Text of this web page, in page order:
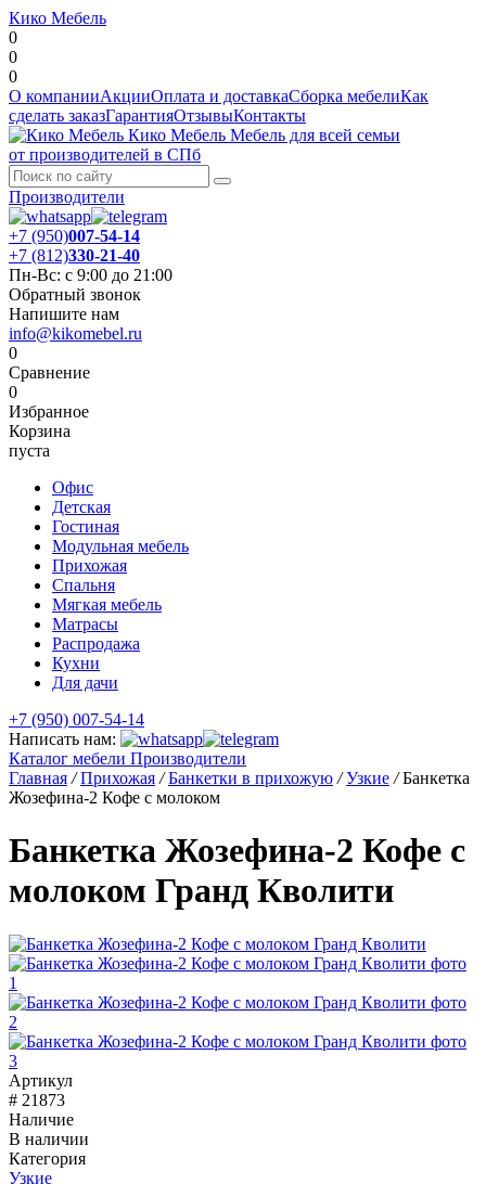
Кико Мебель
0
0
0
О компанииАкцииОплата и доставкаСборка мебелиКак
сделать заказГарантияОтзывыКонтакты
Кико Мебель Мебель для всей семьи
от производителей в СПб
Производители
+7 (950)007-54-14
+7 (812)330-21-40
Пн-Вс: с 9:00 до 21:00
Обратный звонок
Напишите нам
info@kikomebel.ru
0
Сравнение
0
Избранное
Корзина
пуста
Офис
Детская
Гостиная
Модульная мебель
Прихожая
Спальня
Мягкая мебель
Матрасы
Распродажа
Кухни
Для дачи
+7 (950) 007-54-14
Написать нам:
Каталог мебели Производители
Главная / Прихожая / Банкетки в прихожую / Узкие / Банкетка
Жозефина-2 Кофе с молоком
Банкетка Жозефина-2 Кофе с
молоком Гранд Кволити
Артикул
# 21873
Наличие
В наличии
Категория
Узкие